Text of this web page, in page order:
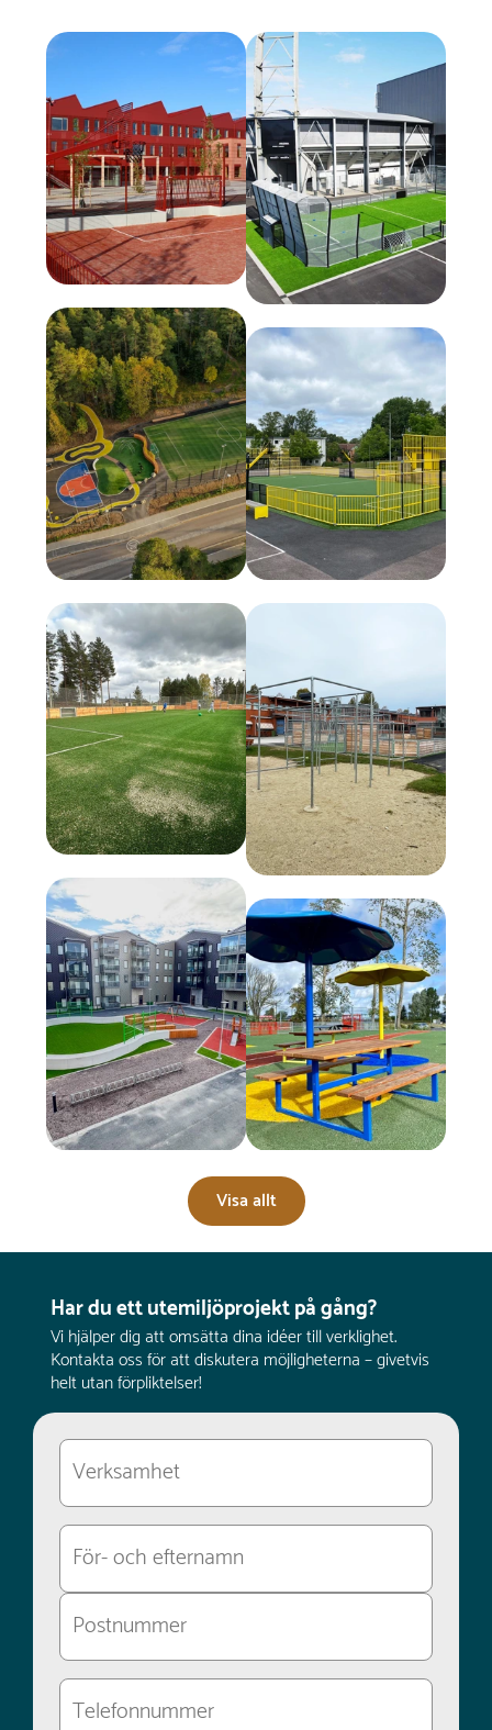
Visa allt
Har du ett utemiljöprojekt på gång?
Vi hjälper dig att omsätta dina idéer till verklighet.
Kontakta oss för att diskutera möjligheterna – givetvis
helt utan förpliktelser!